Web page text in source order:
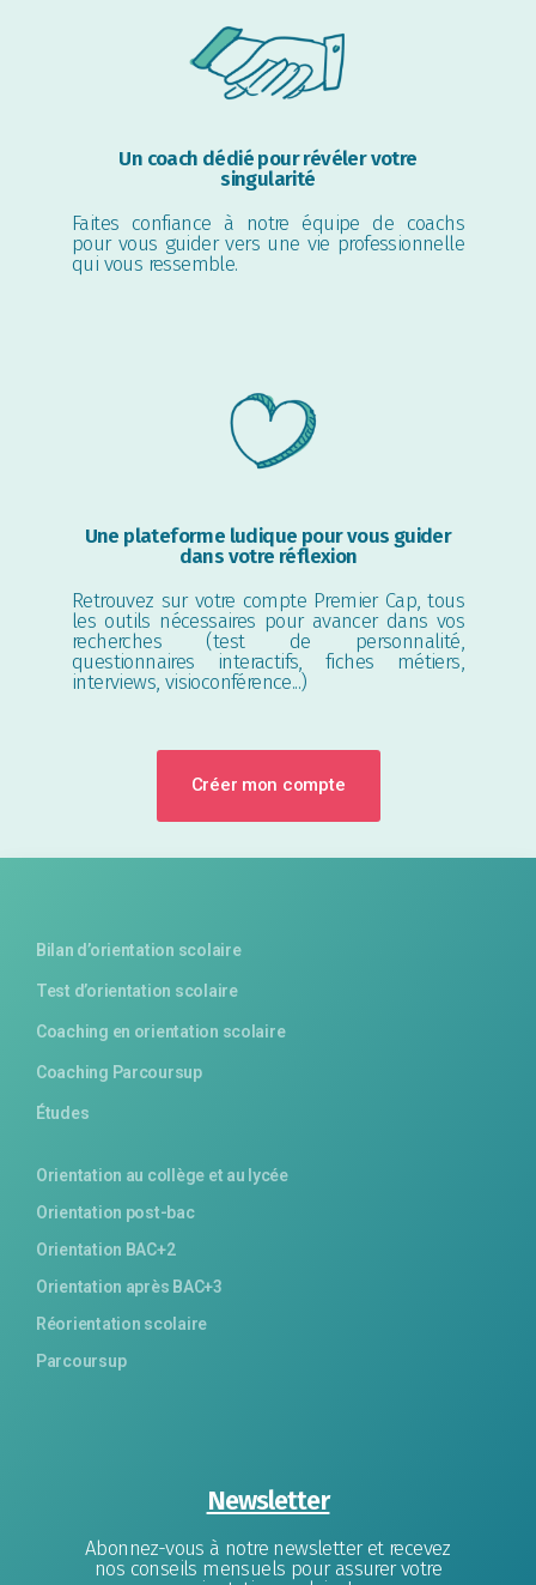
Un coach dédié pour révéler votre
singularité
Faites confiance à notre équipe de coachs
pour vous guider vers une vie professionnelle
qui vous ressemble.
Une plateforme ludique pour vous guider
dans votre réflexion
Retrouvez sur votre compte Premier Cap, tous
les outils nécessaires pour avancer dans vos
recherches (test de personnalité,
questionnaires interactifs, fiches métiers,
interviews, visioconférence...)
Créer mon compte
Bilan d’orientation scolaire
Test d’orientation scolaire
Coaching en orientation scolaire
Coaching Parcoursup
Études
Orientation au collège et au lycée
Orientation post-bac
Orientation BAC+2
Orientation après BAC+3
Réorientation scolaire
Parcoursup
Newsletter
Abonnez-vous à notre newsletter et recevez
nos conseils mensuels pour assurer votre